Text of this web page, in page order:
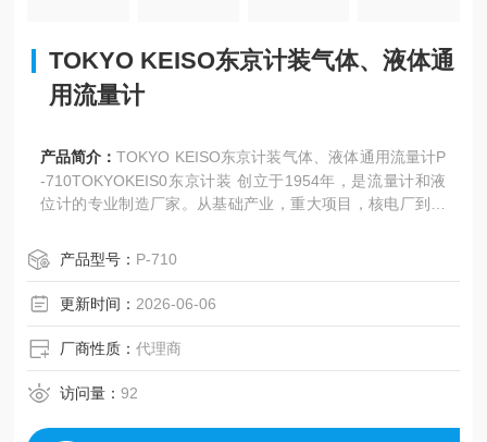
TOKYO KEISO东京计装气体、液体通
用流量计
产品简介：TOKYO KEISO东京计装气体、液体通用流量计P
-710TOKYOKEIS0东京计装 创立于1954年，是流量计和液
位计的专业制造厂家。从基础产业，重大项目，核电厂到与
位计都发挥着重要作用。
产品型号： P-710
更新时间： 2026-06-06
厂商性质：代理商
访问量：92